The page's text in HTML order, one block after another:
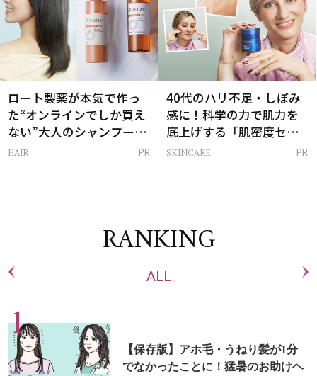
ロート製薬が本気で作っ
た“オンラインでしか買え
ない”大人のシャンプー＆
トリートメントって？
HAIR PR
40代のハリ不足・しぼみ
感に！科学の力で肌力を
底上げする「肌密度セラ
ム」
SKINCARE PR
RANKING
ALL
【保存版】アホ毛・うねり髪が1分
でなかったことに！猛暑のお助けヘ